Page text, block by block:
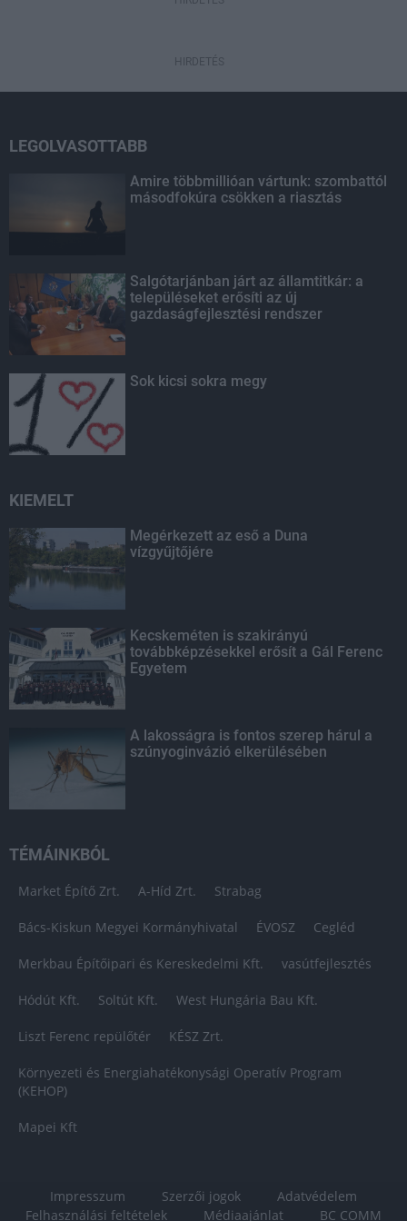
HIRDETÉS
LEGOLVASOTTABB
Amire többmillióan vártunk: szombattól
másodfokúra csökken a riasztás
Salgótarjánban járt az államtitkár: a
településeket erősíti az új
gazdaságfejlesztési rendszer
Sok kicsi sokra megy
KIEMELT
Megérkezett az eső a Duna
vízgyűjtőjére
Kecskeméten is szakirányú
továbbképzésekkel erősít a Gál Ferenc
Egyetem
A lakosságra is fontos szerep hárul a
szúnyoginvázió elkerülésében
TÉMÁINKBÓL
Market Építő Zrt. A-Híd Zrt. Strabag
Bács-Kiskun Megyei Kormányhivatal ÉVOSZ Cegléd
Merkbau Építőipari és Kereskedelmi Kft. vasútfejlesztés
Hódút Kft. Soltút Kft. West Hungária Bau Kft.
Liszt Ferenc repülőtér KÉSZ Zrt.
Környezeti és Energiahatékonysági Operatív Program
(KEHOP)
Mapei Kft
Impresszum Szerzői jogok
Adatvédelem
Felhasználási feltételek
Médiaajánlat BC COMM